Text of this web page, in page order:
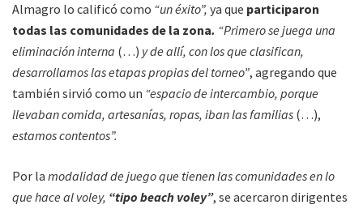
Almagro lo calificó como “un éxito”, ya que participaron
todas las comunidades de la zona. “Primero se juega una
eliminación interna (…) y de allí, con los que clasifican,
desarrollamos las etapas propias del torneo”, agregando que
también sirvió como un “espacio de intercambio, porque
llevaban comida, artesanías, ropas, iban las familias (…),
estamos contentos”.
Por la modalidad de juego que tienen las comunidades en lo
que hace al voley, “tipo beach voley”, se acercaron dirigentes